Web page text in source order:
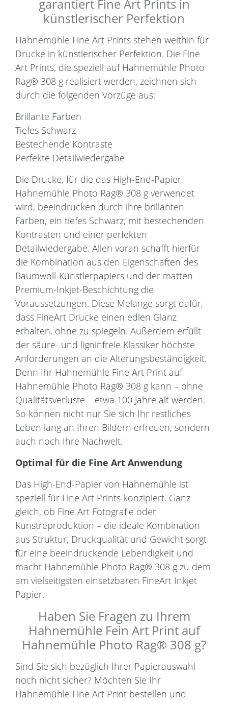
garantiert Fine Art Prints in
künstlerischer Perfektion
Hahnemühle Fine Art Prints stehen weithin für
Drucke in künstlerischer Perfektion. Die Fine
Art Prints, die speziell auf Hahnemühle Photo
Rag® 308 g realisiert werden, zeichnen sich
durch die folgenden Vorzüge aus:
Brillante Farben
Tiefes Schwarz
Bestechende Kontraste
Perfekte Detailwiedergabe
Die Drucke, für die das High-End-Papier
Hahnemühle Photo Rag® 308 g verwendet
wird, beeindrucken durch ihre brillanten
Farben, ein tiefes Schwarz, mit bestechenden
Kontrasten und einer perfekten
Detailwiedergabe. Allen voran schafft hierfür
die Kombination aus den Eigenschaften des
Baumwoll-Künstlerpapiers und der matten
Premium-Inkjet-Beschichtung die
Voraussetzungen. Diese Melange sorgt dafür,
dass FineArt Drucke einen edlen Glanz
erhalten, ohne zu spiegeln. Außerdem erfüllt
der säure- und ligninfreie Klassiker höchste
Anforderungen an die Alterungsbeständigkeit.
Denn Ihr Hahnemühle Fine Art Print auf
Hahnemühle Photo Rag® 308 g kann – ohne
Qualitätsverluste – etwa 100 Jahre alt werden.
So können nicht nur Sie sich Ihr restliches
Leben lang an Ihren Bildern erfreuen, sondern
auch noch Ihre Nachwelt.
Optimal für die Fine Art Anwendung
Das High-End-Papier von Hahnemühle ist
speziell für Fine Art Prints konzipiert. Ganz
gleich, ob Fine Art Fotografie oder
Kunstreproduktion – die ideale Kombination
aus Struktur, Druckqualität und Gewicht sorgt
für eine beeindruckende Lebendigkeit und
macht Hahnemühle Photo Rag® 308 g zu dem
am vielseitigsten einsetzbaren FineArt Inkjet
Papier.
Haben Sie Fragen zu Ihrem
Hahnemühle Fein Art Print auf
Hahnemühle Photo Rag® 308 g?
Sind Sie sich bezüglich Ihrer Papierauswahl
noch nicht sicher? Möchten Sie Ihr
Hahnemühle Fine Art Print bestellen und